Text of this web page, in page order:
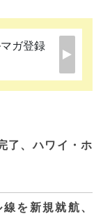
ガ登録
了、ハワイ・ホ
を新規就航、